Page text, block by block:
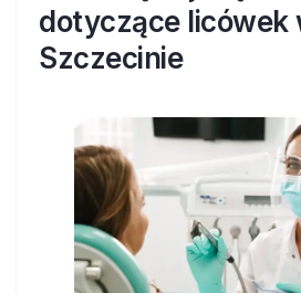
dotyczące licówek
Szczecinie